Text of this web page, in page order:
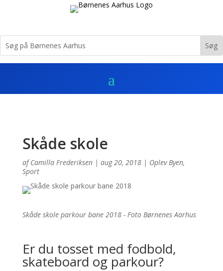
Skåde skole
afCamilla Frederiksen| aug 20, 2018| Oplev Byen,
Sport
Skåde skole parkour bane 2018 - Foto Børnenes Aarhus
Er du tosset med fodbold,
skateboard og parkour?